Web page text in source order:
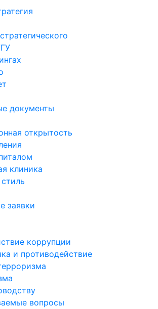
документы
открытость
клиника
заявки
коррупции
и противодействие
вопросы